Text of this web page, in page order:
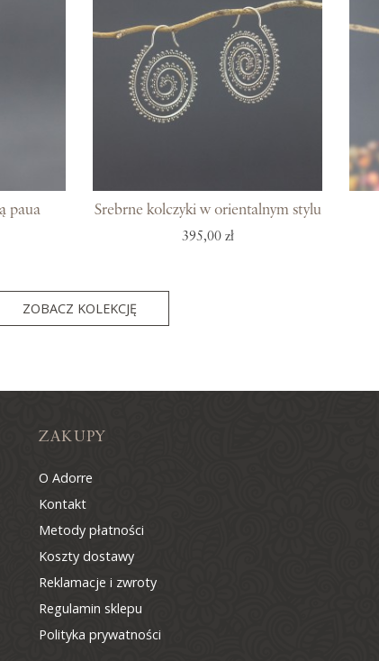
Magia kamieni
Po męsku
Woreczki na biżuterię
paua Srebrne kolczyki w orientalnym stylu
395,00 zł
ZOBACZ KOLEKCJĘ
ZAKUPY
O Adorre
Kontakt
Metody płatności
Koszty dostawy
Reklamacje i zwroty
Regulamin sklepu
Polityka prywatności